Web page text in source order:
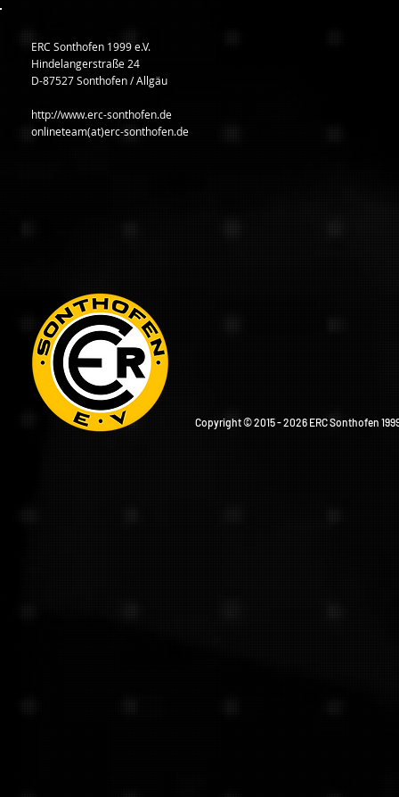
ERC Sonthofen 1999 e.V.
Hindelangerstraße 24
D-87527 Sonthofen / Allgäu
http://www.erc-sonthofen.de
onlineteam(at)erc-sonthofen.de
Copyright © 2015 - 2026 ERC Sonthofen